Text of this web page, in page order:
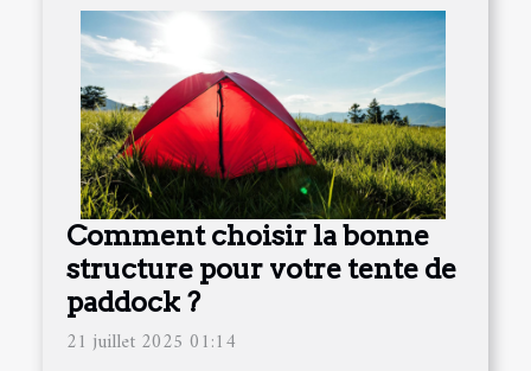
Comment choisir la bonne
structure pour votre tente de
paddock ?
21 juillet 2025 01:14